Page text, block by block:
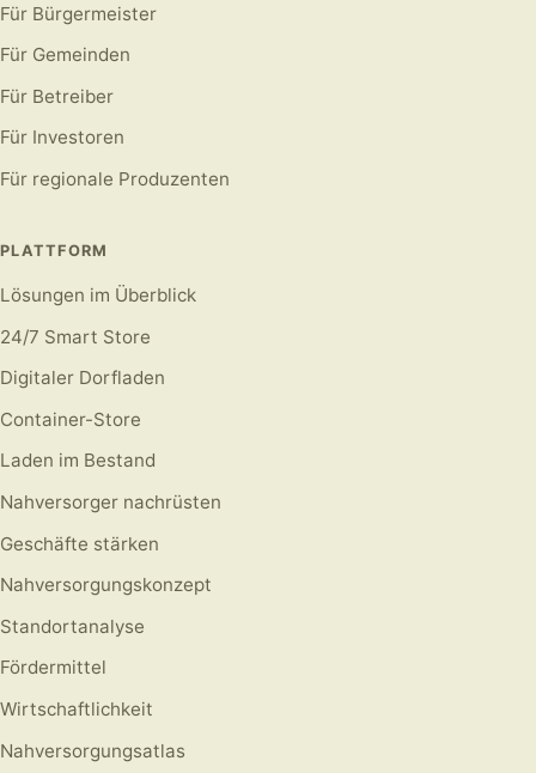
Für Bürgermeister
Für Gemeinden
Für Betreiber
Für Investoren
Für regionale Produzenten
PLATTFORM
Lösungen im Überblick
24/7 Smart Store
Digitaler Dorfladen
Container-Store
Laden im Bestand
Nahversorger nachrüsten
Geschäfte stärken
Nahversorgungskonzept
Standortanalyse
Fördermittel
Wirtschaftlichkeit
Nahversorgungsatlas